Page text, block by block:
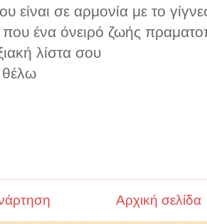
είναι σε αρμονία με το
ένα όνειρό ζωής
λίστα σου
θέλω
Αρχική σελίδα